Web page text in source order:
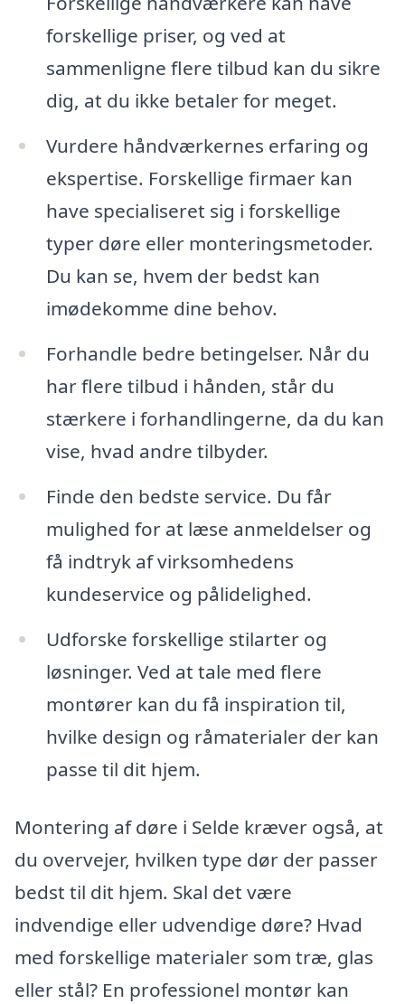
forskellige priser, og ved at
sammenligne flere tilbud kan du sikre
dig, at du ikke betaler for meget.
Vurdere håndværkernes erfaring og
ekspertise. Forskellige firmaer kan
have specialiseret sig i forskellige
typer døre eller monteringsmetoder.
Du kan se, hvem der bedst kan
imødekomme dine behov.
Forhandle bedre betingelser. Når du
har flere tilbud i hånden, står du
stærkere i forhandlingerne, da du kan
vise, hvad andre tilbyder.
Finde den bedste service. Du får
mulighed for at læse anmeldelser og
få indtryk af virksomhedens
kundeservice og pålidelighed.
Udforske forskellige stilarter og
løsninger. Ved at tale med flere
montører kan du få inspiration til,
hvilke design og råmaterialer der kan
passe til dit hjem.
Montering af døre i Selde kræver også, at
du overvejer, hvilken type dør der passer
bedst til dit hjem. Skal det være
indvendige eller udvendige døre? Hvad
med forskellige materialer som træ, glas
eller stål? En professionel montør kan